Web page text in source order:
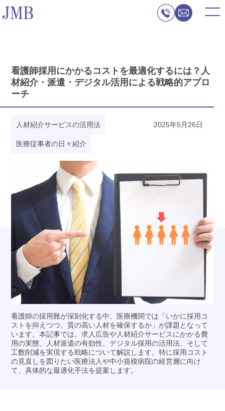
看護師採用にかかるコストを最適化するには？人
材紹介・派遣・デジタル活用による戦略的アプロ
ーチ
人材紹介サービスの活用法
医療従事者の日々紹介
2025年5月26日
看護師の採用難が深刻化する中、医療機関では「いかに採用コ
ストを抑えつつ、質の高い人材を確保するか」が課題となって
います。本記事では、求人広告や人材紹介サービスにかかる費
用の実態、人材派遣の有効性、デジタル採用の活用法、そして
工数削減を実現する戦略について解説します。特に採用コスト
の見直しを図りたい医療法人や中小規模病院の経営層に向け
て、具体的な最適化手法を提案します。